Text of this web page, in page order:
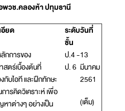
วช.คลองห้า ปทุมธานี
อียด
ระดับ
ชั้น
วันที่
กการของ
สตร์เบื้องต้นที่
กับไอที และฝึกทักษะ
ารคิดวิเคราะห์ เพื่อ
หาต่างๆ อย่างเป็น
ป.4 -
ป. 6
13
มีนาคม
2561
(เต็ม)